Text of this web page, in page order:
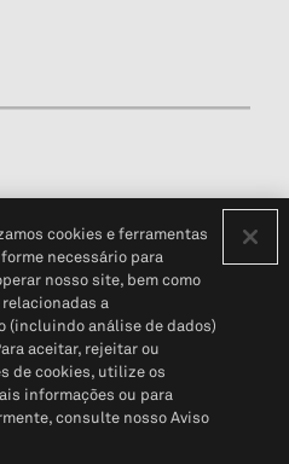
do cliente (em inglês)
© 2026 S&P Global
cookies e ferramentas
necessário para
nosso site, bem como
a
(incluindo análise de dados)
aceitar, rejeitar ou
de cookies, utilize os
informações ou para
consulte nosso Aviso